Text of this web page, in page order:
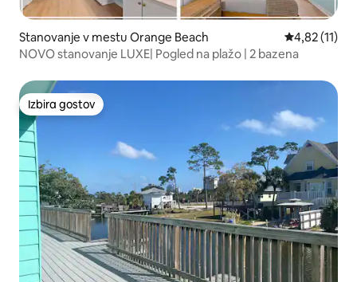
Stanovanje v mestu Orange Beach Povprečna
4,82 (11)
NOVO stanovanje LUXE| Pogled na plažo | 2 bazena
Izbira gostov
Izbira gostov